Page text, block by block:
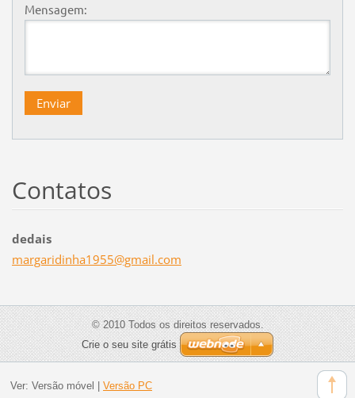
Mensagem:
Contatos
dedais
margaridinha1955@gmail.com
© 2010 Todos os direitos reservados.
Crie o seu site grátis
Ver: Versão móvel Versão PC